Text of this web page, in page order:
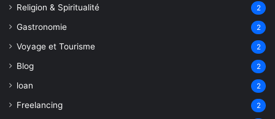
Religion & Spiritualité 2
Gastronomie 2
Voyage et Tourisme 2
Blog 2
loan 2
Freelancing 2